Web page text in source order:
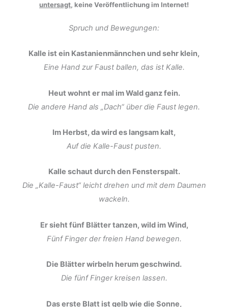
untersagt, keine Veröffentlichung im Internet!
Spruch und Bewegungen:
Kalle ist ein Kastanienmännchen und sehr klein,
Eine Hand zur Faust ballen, das ist Kalle.
Heut wohnt er mal im Wald ganz fein.
Die andere Hand als „Dach“ über die Faust legen.
Im Herbst, da wird es langsam kalt,
Auf die Kalle-Faust pusten.
Kalle schaut durch den Fensterspalt.
Die „Kalle-Faust“ leicht drehen und mit dem Daumen
wackeln.
Er sieht fünf Blätter tanzen, wild im Wind,
Fünf Finger der freien Hand bewegen.
Die Blätter wirbeln herum geschwind.
Die fünf Finger kreisen lassen.
Das erste Blatt ist gelb wie die Sonne,